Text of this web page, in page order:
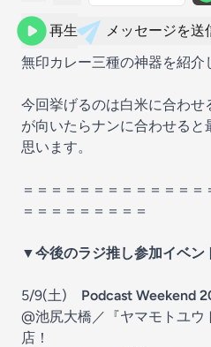
再生
メッセージを送
無印カレー三種の神器を紹介
今回挙げるのは白米に合わ
が向いたらナンに合わせると
思います。
＝＝＝＝＝＝＝＝＝＝＝＝
＝＝＝＝＝＝＝＝＝
▼今後のラジ推し参加イベン
5/9(土) Podcast Weekend
@池尻大橋／『ヤマモトユウ
店！